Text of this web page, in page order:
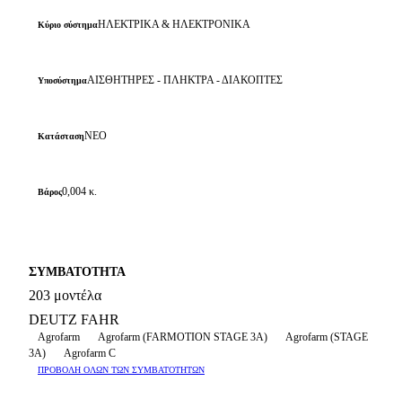
Κύριο σύστημαΗΛΕΚΤΡΙΚΑ & ΗΛΕΚΤΡΟΝΙΚΑ
ΥποσύστημαΑΙΣΘΗΤΗΡΕΣ - ΠΛΗΚΤΡΑ - ΔΙΑΚΟΠΤΕΣ
ΚατάστασηΝΕΟ
Βάρος0,004 κ.
ΣΥΜΒΑΤΟΤΗΤΑ
203 μοντέλα
DEUTZ FAHR
Agrofarm Agrofarm (FARMOTION STAGE 3A)
Agrofarm (STAGE
3A)
Agrofarm C
ΠΡΟΒΟΛΗ ΟΛΩΝ ΤΩΝ ΣΥΜΒΑΤΟΤΗΤΩΝ